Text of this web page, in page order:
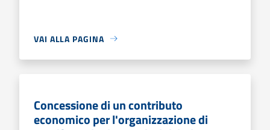
VAI ALLA PAGINA
Concessione di un contributo
economico per l'organizzazione di